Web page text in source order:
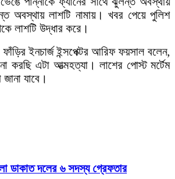
অবস্থায় লাশটি নামায়। খবর পেয়ে পুলিশ
লাশটি উদ্ধার করে।
ফাঁড়ির ইনচার্জ ইন্সপেক্টর আরিফ ফয়সাল বলেন,
করছি এটা আত্মহত্যা। লাশের পোস্ট মর্টেম
যাবে।
ডাকাত দলের ৬ সদস্য গ্রেফতার